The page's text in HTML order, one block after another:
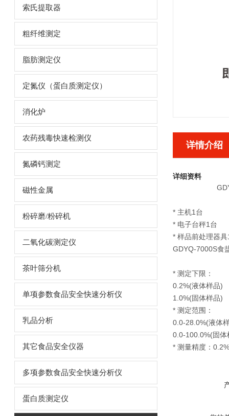
索氏提取器
粗纤维测定
脂肪测定仪
定氮仪（蛋白质测定仪）
消化炉
农药残毒快速检测仪
氮磷钙测定
磁性金属
粉碎磨/粉碎机
二氧化碳测定仪
茶叶筛分机
单项参数食品安全快速分析仪
乳品分析
其它食品安全仪器
多项参数食品安全快速分析仪
蛋白质测定仪
详情介绍
详细资料
* 主机1台
* 电子台秤1台
* 样品前处理器具
GDYQ-7000S食
* 测定下限：
0.2%(液体样品)
1.0%(固体样品)
* 测定范围：
0.0-28.0%(液体
0.0-100.0%(固体
* 测量精度：0.2%